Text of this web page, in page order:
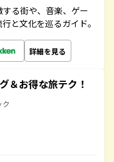
る街や、音楽、ゲー
と文化を巡るガイド。
詳細を見る
お得な旅テク！
ク